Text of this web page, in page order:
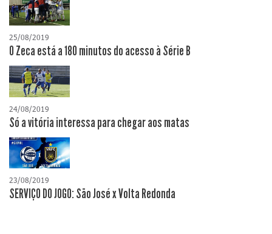
25/08/2019
O Zeca está a 180 minutos do acesso à Série B
24/08/2019
Só a vitória interessa para chegar aos matas
23/08/2019
SERVIÇO DO JOGO: São José x Volta Redonda